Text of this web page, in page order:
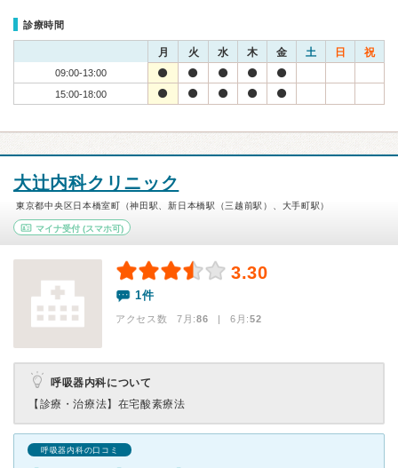
診療時間
月 火 水 木 金 土 日 祝
09:00-13:00
15:00-18:00
大辻内科クリニック
東京都中央区日本橋室町（神田駅、新日本橋駅（三越前駅）、大手町駅）
マイナ受付 (スマホ可)
3.30
1件
アクセス数 7月:86 | 6月:52
呼吸器内科について
【診療・治療法】 在宅酸素療法
呼吸器内科の口コミ